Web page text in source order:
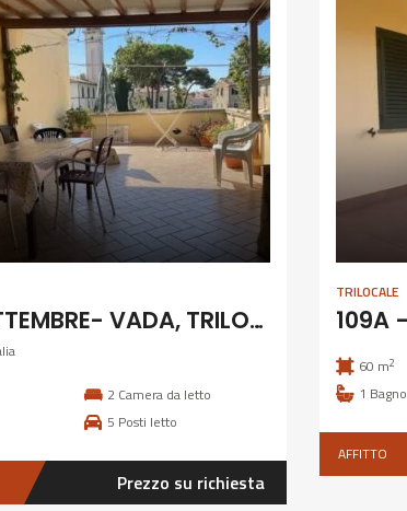
12A – SETTEMBRE- VADA, TRILOCALE CON TERRAZZA
2 Camera da letto
5 Posti letto
Prezzo su richiesta
TRILOCALE
60 m2
1 Bagno
AFFITTO